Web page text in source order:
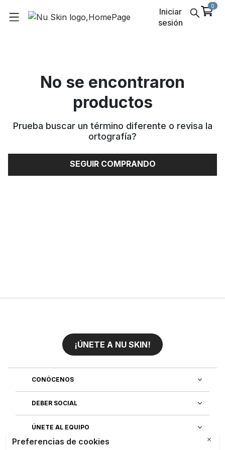
Iniciar
sesión
0
No se encontraron
productos
Prueba buscar un término diferente o revisa la
ortografía?
SEGUIR COMPRANDO
¡ÚNETE A NU SKIN!
CONÓCENOS
DEBER SOCIAL
ÚNETE AL EQUIPO